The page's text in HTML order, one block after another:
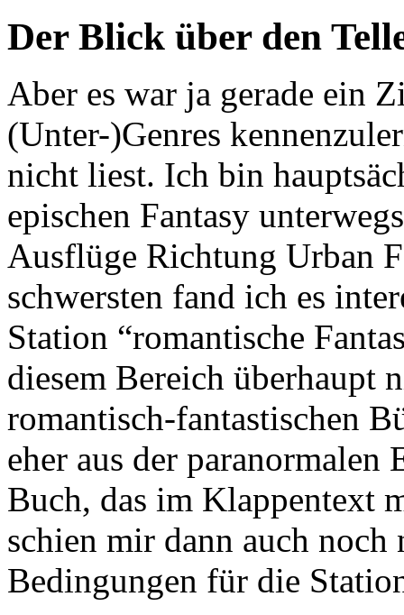
Der Blick über den
Aber es war ja gerade ein
(Unter-)Genres
nicht liest. Ich bin
epischen Fantasy
Ausflüge Richtung Urban
schwersten fand ich es
Station “romantische
diesem Bereich überhaupt
romantisch-fantastischen
eher aus der paranormalen
Buch, das im Klappentext
schien mir dann auch noch
Bedingungen für die